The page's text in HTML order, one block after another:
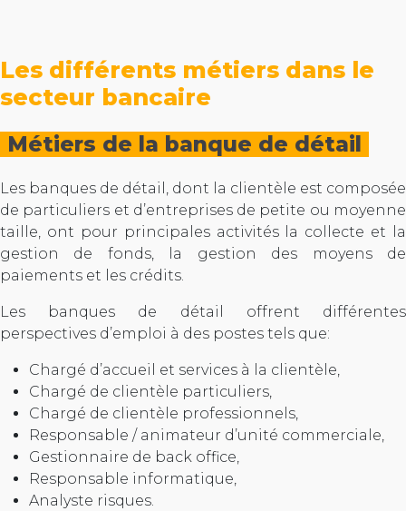
Les différents métiers dans le
secteur bancaire
Métiers de la banque de détail
Les banques de détail, dont la clientèle est composée
de particuliers et d’entreprises de petite ou moyenne
taille, ont pour principales activités la collecte et la
gestion de fonds, la gestion des moyens de
paiements et les crédits.
Les banques de détail offrent différentes
perspectives d’emploi à des postes tels que:
Chargé d’accueil et services à la clientèle,
Chargé de clientèle particuliers,
Chargé de clientèle professionnels,
Responsable / animateur d’unité commerciale,
Gestionnaire de back office,
Responsable informatique,
Analyste risques.